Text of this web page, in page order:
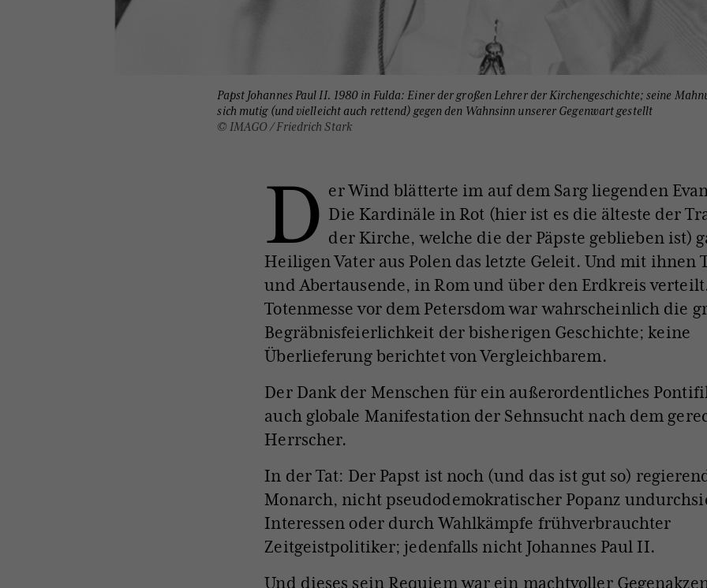
Papst Johannes Paul II. 1980 in Fulda: Einer der großen Lehrer der Kirchengeschichte; seine
sich mutig (und vielleicht auch rettend) gegen den Wahnsinn unserer Gegenwart gestellt
© IMAGO / Friedrich Stark
D er Wind blätterte im auf dem Sarg liegenden
Die Kardinäle in Rot (hier ist es die älteste der
der Kirche, welche die der Päpste geblieben ist)
Heiligen Vater aus Polen das letzte Geleit. Und mit ihnen
und Abertausende, in Rom und über den Erdkreis
Totenmesse vor dem Petersdom war wahrscheinlich die
Begräbnisfeierlichkeit der bisherigen Geschichte; keine
Überlieferung berichtet von Vergleichbarem.
Der Dank der Menschen für ein außerordentliches
auch globale Manifestation der Sehnsucht nach dem
Herrscher.
In der Tat: Der Papst ist noch (und das ist gut so)
Monarch, nicht pseudodemokratischer Popanz
Interessen oder durch Wahlkämpfe frühverbrauchter
Zeitgeistpolitiker; jedenfalls nicht Johannes Paul II.
Und dieses sein Requiem war ein machtvoller